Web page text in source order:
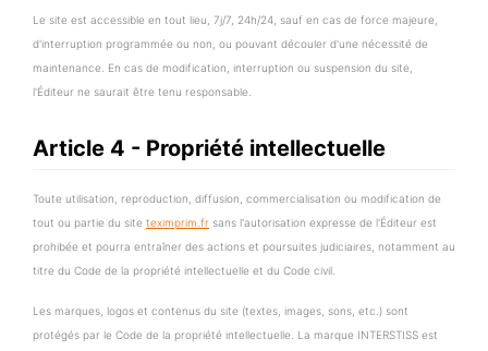
Le site est accessible en tout lieu, 7j/7, 24h/24, sauf en cas de force majeure,
d'interruption programmée ou non, ou pouvant découler d'une nécessité de
maintenance. En cas de modification, interruption ou suspension du site,
l'Éditeur ne saurait être tenu responsable.
Article 4 - Propriété intellectuelle
Toute utilisation, reproduction, diffusion, commercialisation ou modification de
tout ou partie du site teximprim.fr sans l'autorisation expresse de l'Éditeur est
prohibée et pourra entraîner des actions et poursuites judiciaires, notamment au
titre du Code de la propriété intellectuelle et du Code civil.
Les marques, logos et contenus du site (textes, images, sons, etc.) sont
protégés par le Code de la propriété intellectuelle. La marque INTERSTISS est